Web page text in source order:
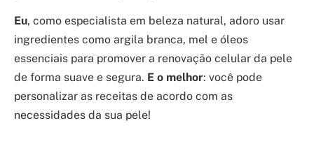
Eu, como especialista em beleza natural, adoro usar
ingredientes como argila branca, mel e óleos
essenciais para promover a renovação celular da pele
de forma suave e segura. E o melhor: você pode
personalizar as receitas de acordo com as
necessidades da sua pele!